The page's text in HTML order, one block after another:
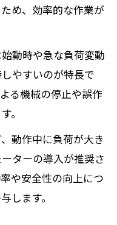
め、効率的な作業が
動時や急な負荷変動
やすいのが特長で
る機械の停止や誤作
。
動作中に負荷が大き
ターの導入が推奨さ
や安全性の向上につ
します。